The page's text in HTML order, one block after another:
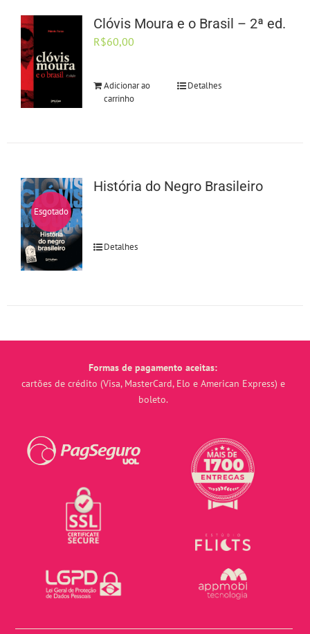
Clóvis Moura e o Brasil – 2ª ed.
R$60,00
Adicionar ao
carrinho
Detalhes
Esgotado
História do Negro Brasileiro
Detalhes
Formas de pagamento aceitas:
cartões de crédito (Visa, MasterCard, Elo e American Express) e
boleto.